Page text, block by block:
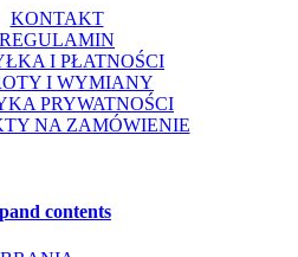
KONTAKT
REGULAMIN
I PŁATNOŚCI
I WYMIANY
PRYWATNOŚCI
NA ZAMÓWIENIE
contents